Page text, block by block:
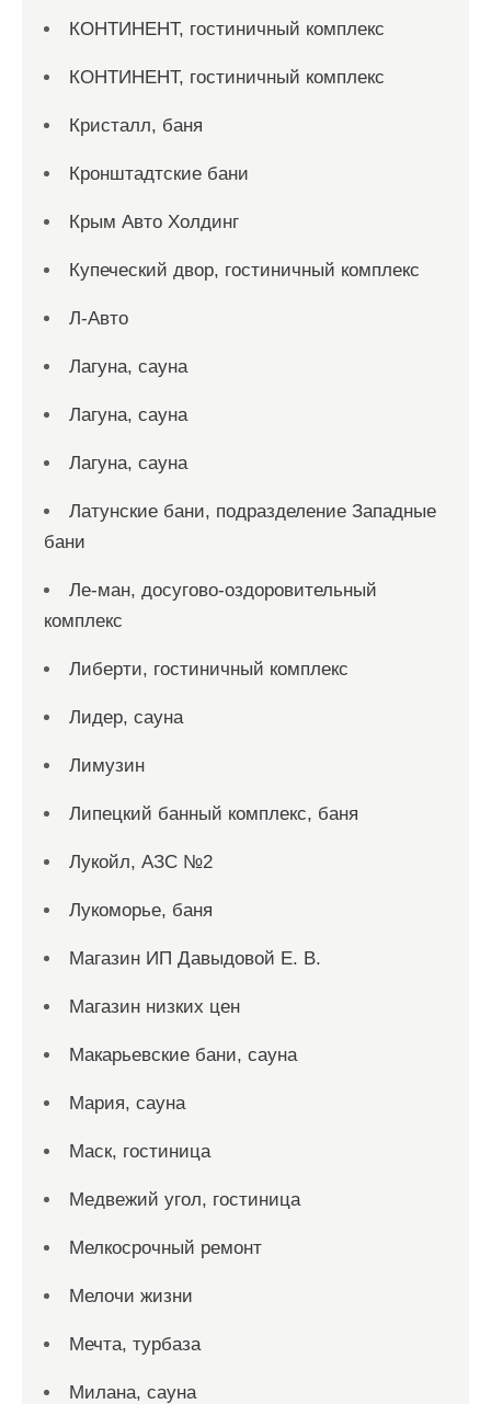
КОНТИНЕНТ, гостиничный комплекс
КОНТИНЕНТ, гостиничный комплекс
Кристалл, баня
Кронштадтские бани
Крым Авто Холдинг
Купеческий двор, гостиничный комплекс
Л-Авто
Лагуна, сауна
Лагуна, сауна
Лагуна, сауна
Латунские бани, подразделение Западные
бани
Ле-ман, досугово-оздоровительный
комплекс
Либерти, гостиничный комплекс
Лидер, сауна
Лимузин
Липецкий банный комплекс, баня
Лукойл, АЗС №2
Лукоморье, баня
Магазин ИП Давыдовой Е. В.
Магазин низких цен
Макарьевские бани, сауна
Мария, сауна
Маск, гостиница
Медвежий угол, гостиница
Мелкосрочный ремонт
Мелочи жизни
Мечта, турбаза
Милана, сауна